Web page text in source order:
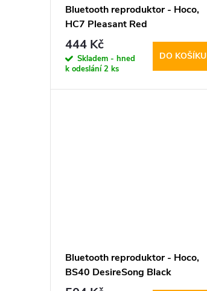
Bluetooth reproduktor - Hoco,
HC7 Pleasant Red
444 Kč
Skladem - hned
k odeslání2 ks
DO KOŠÍKU
Bluetooth reproduktor - Hoco,
BS40 DesireSong Black